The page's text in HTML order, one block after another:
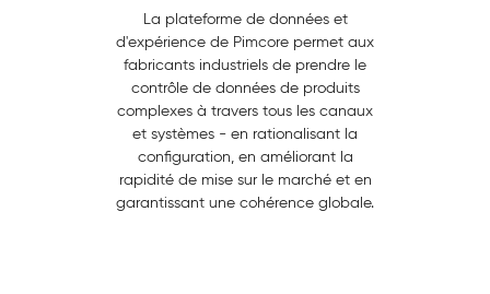
La plateforme de données et
d'expérience de Pimcore permet aux
fabricants industriels de prendre le
contrôle de données de produits
complexes à travers tous les canaux
et systèmes - en rationalisant la
configuration, en améliorant la
rapidité de mise sur le marché et en
garantissant une cohérence globale.